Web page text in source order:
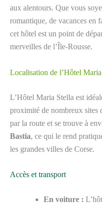
aux alentours. Que vous
romantique, de vacances en
cet hôtel est un point de
merveilles de l’Île-Rousse.
Localisation de l’Hôtel
L’Hôtel Maria Stella est
proximité de nombreux sites
par la route et se trouve à
Bastia, ce qui le rend
les grandes villes de Corse.
Accès et transport
En voiture :